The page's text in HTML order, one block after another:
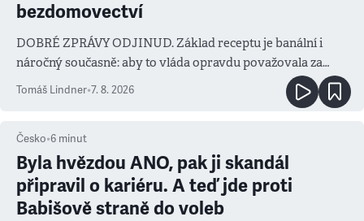
bezdomovectví
DOBRÉ ZPRÁVY ODJINUD. Základ receptu je banální i
náročný současně: aby to vláda opravdu považovala za
prioritu
Tomáš Lindner•7. 8. 2026
Česko•6 minut
Byla hvězdou ANO, pak ji skandál
připravil o kariéru. A teď jde proti
Babišově straně do voleb